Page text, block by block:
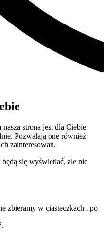
strona jest dla Ciebie
Pozwalają one również
zainteresowań.
się wyświetlać, ale nie
zbieramy w ciasteczkach i po